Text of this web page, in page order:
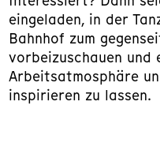
eingeladen, in der
Bahnhof zum
vorbeizuschauen und
Arbeitsatmosphäre
inspirieren zu lassen.